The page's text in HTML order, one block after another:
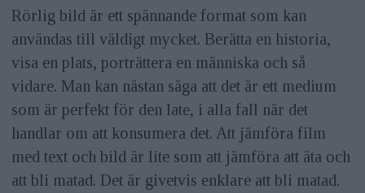
Rörlig bild är ett spännande format som kan
användas till väldigt mycket. Berätta en historia,
visa en plats, porträttera en människa och så
vidare. Man kan nästan säga att det är ett medium
som är perfekt för den late, i alla fall när det
handlar om att konsumera det. Att jämföra film
med text och bild är lite som att jämföra att äta och
att bli matad. Det är givetvis enklare att bli matad.